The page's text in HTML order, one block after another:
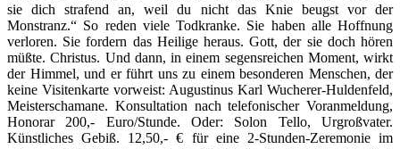
sie dich strafend an, weil du nicht das Knie beugst vor der
Monstranz.“ So reden viele Todkranke. Sie haben alle Hoffnung
verloren. Sie fordern das Heilige heraus. Gott, der sie doch hören
müßte. Christus. Und dann, in einem segensreichen Moment, wirkt
der Himmel, und er führt uns zu einem besonderen Menschen, der
keine Visitenkarte vorweist: Augustinus Karl Wucherer-Huldenfeld,
Meisterschamane. Konsultation nach telefonischer Voranmeldung,
Honorar 200,- Euro/Stunde. Oder: Solon Tello, Urgroßvater.
Künstliches Gebiß. 12,50,- € für eine 2-Stunden-Zeremonie im